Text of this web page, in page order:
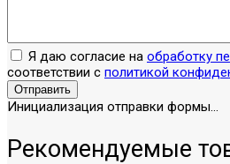
Я даю согласие на обработку
соответствии с политикой
Отправить
Инициализация отправки формы...
Рекомендуемые